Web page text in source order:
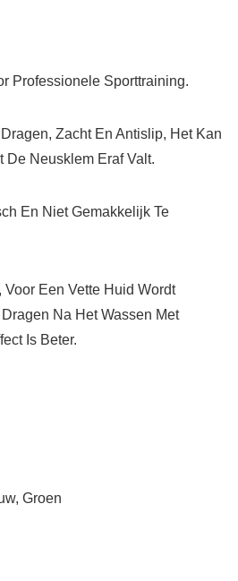
Professionele Sporttraining.
Zacht En Antislip, Het Kan
De Neusklem Eraf Valt.
En Niet Gemakkelijk Te
Een Vette Huid Wordt
Na Het Wassen Met
Is Beter.
Groen